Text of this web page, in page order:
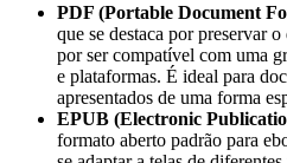
PDF (Portable Document
que se destaca por preservar
por ser compatível com uma
e plataformas. É ideal para
apresentados de uma forma
EPUB (Electronic
formato aberto padrão para